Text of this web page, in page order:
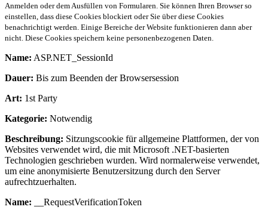
Anmelden oder dem Ausfüllen von Formularen. Sie können Ihren Browser so
einstellen, dass diese Cookies blockiert oder Sie über diese Cookies
benachrichtigt werden. Einige Bereiche der Website funktionieren dann aber
nicht. Diese Cookies speichern keine personenbezogenen Daten.
Name: ASP.NET_SessionId
Dauer: Bis zum Beenden der Browsersession
Art: 1st Party
Kategorie: Notwendig
Beschreibung: Sitzungscookie für allgemeine Plattformen, der von
Websites verwendet wird, die mit Microsoft .NET-basierten
Technologien geschrieben wurden. Wird normalerweise verwendet,
um eine anonymisierte Benutzersitzung durch den Server
aufrechtzuerhalten.
Name: __RequestVerificationToken